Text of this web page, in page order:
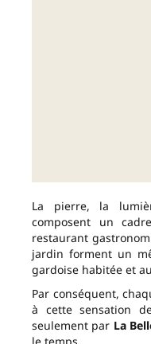
La pierre, la
composent un
restaurant
jardin forment un
gardoise habitée et
Par conséquent,
à cette sensation
seulement par La